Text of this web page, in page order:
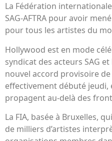
La Fédération
SAG-AFTRA pour avoir
pour tous les artistes du
Hollywood est en mode
syndicat des acteurs SAG
nouvel accord provisoire
effectivement débuté
propagent au-delà des
La FIA, basée à Bruxelles,
de milliers d’artistes